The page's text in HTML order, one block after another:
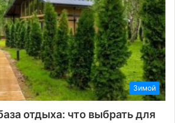
Зимой
отдыха: что выбрать для